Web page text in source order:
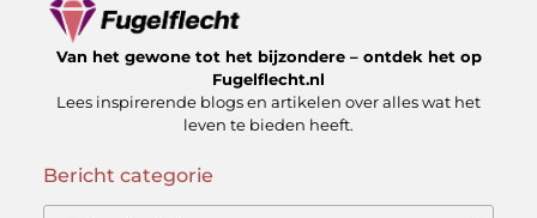
Van het gewone tot het bijzondere – ontdek het op
Fugelflecht.nl
Lees inspirerende blogs en artikelen over alles wat het
leven te bieden heeft.
Bericht categorie